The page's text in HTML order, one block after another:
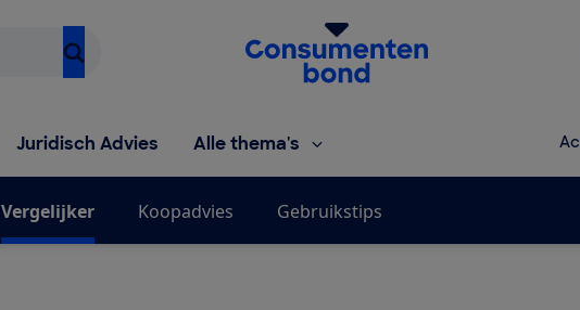
Homepage van de Consumentenbond
Juridisch Advies Alle thema's
Vergelijker Koopadvies Gebruikstips